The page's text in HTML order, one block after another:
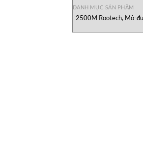
DANH MỤC SẢN PHẨM
2500M Rootech, Mô-
2500M Rootech Việt